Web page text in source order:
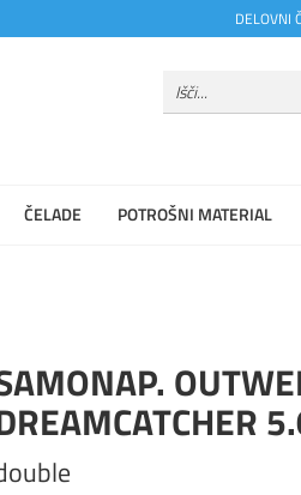
DELOVNI
ČELADE POTROŠNI MATERIAL